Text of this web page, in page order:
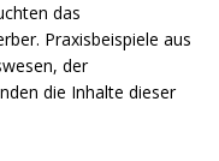
das
Praxisbeispiele aus
der
die Inhalte dieser